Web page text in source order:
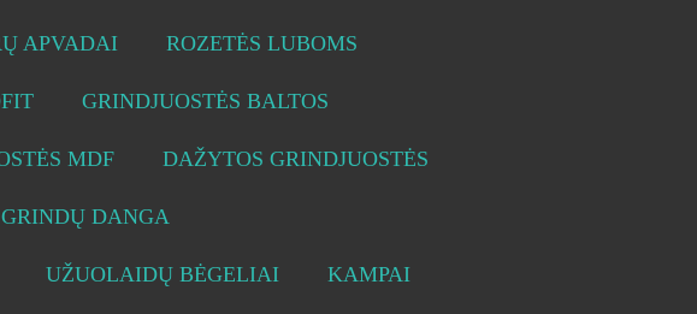
APVADAI ROZETĖS LUBOMS
GRINDJUOSTĖS BALTOS
MDF DAŽYTOS GRINDJUOSTĖS
DANGA
UŽUOLAIDŲ BĖGELIAI KAMPAI